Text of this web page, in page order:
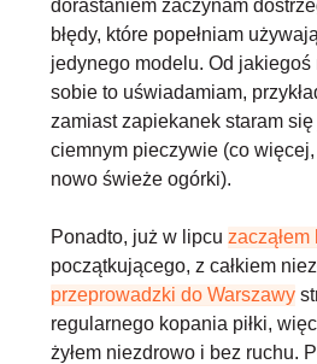
dorastaniem zaczynam
błędy, które popełniam
jedynego modelu.Od jakiegoś
sobie to uświadamiam,
zamiast zapiekanek staram
ciemnym pieczywie (co więcej,
nowo świeże ogórki).
Ponadto, już w lipcu
początkującego, z całkiem
przeprowadzki do Warszawy
regularnego kopania piłki,
żyłem niezdrowo i bez ruchu.